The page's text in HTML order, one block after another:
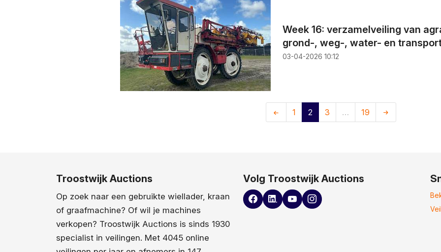
Week 16: verzamelveiling van
grond-, weg-, water- en
03-04-2026 10:12
1 2 3 … 19
Troostwijk Auctions
Op zoek naar een gebruikte wiellader, kraan
of graafmachine? Of wil je machines
verkopen? Troostwijk Auctions is sinds 1930
specialist in veilingen. Met 4045 online
Volg Troostwijk Auctions